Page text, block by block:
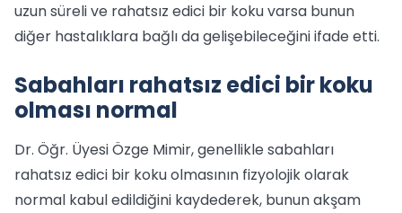
uzun süreli ve rahatsız edici bir koku varsa bunun
diğer hastalıklara bağlı da gelişebileceğini ifade etti.
Sabahları rahatsız edici bir koku
olması normal
Dr. Öğr. Üyesi Özge Mimir, genellikle sabahları
rahatsız edici bir koku olmasının fizyolojik olarak
normal kabul edildiğini kaydederek, bunun akşam